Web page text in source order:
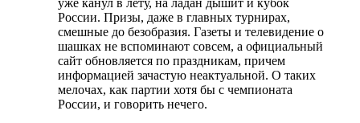
России. Призы, даже в главных турнирах,
смешные до безобразия. Газеты и телевидение о
шашках не вспоминают совсем, а официальный
сайт обновляется по праздникам, причем
информацией зачастую неактуальной. О таких
мелочах, как партии хотя бы с чемпионата
России, и говорить нечего.